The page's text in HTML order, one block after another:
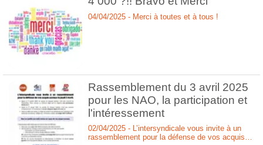
04/04/2025 - Merci à toutes et à tous !
Rassemblement du 3 avril 2025
pour les NAO, la participation et
l'intéressement
02/04/2025 - L’intersyndicale vous invite à un
rassemblement pour la défense de vos acquis